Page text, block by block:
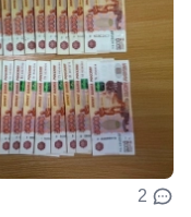
2